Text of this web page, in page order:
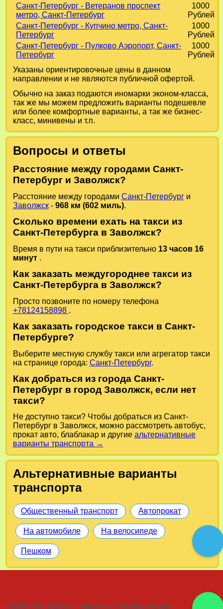
Санкт-Петербург - Ветеранов проспект
метро, Санкт-Петербург
1000
Рублей
Санкт-Петербург - Купчино метро, Санкт-
Петербург
1000
Рублей
Санкт-Петербург - Пулково Аэропорт, Санкт-
Петербург
1000
Рублей
Указаны ориентировочные цены в данном
направлении и не являются публичной офертой.
Обычно на заказ подаются иномарки эконом-класса,
так же мы можем предложить варианты подешевле
или более комфортные варианты, а так же бизнес-
класс, минивены и т.п.
Вопросы и ответы
Расстояние между городами Санкт-
Петербург и Заволжск?
Расстояние между городами Санкт-Петербурги
Заволжск- 968 км (602 миль).
Сколько времени ехать на такси из
Санкт-Петербурга в Заволжск?
Время в пути на такси приблизительно 13 часов 16
минут .
Как заказать междугороднее такси из
Санкт-Петербурга в Заволжск?
Просто позвоните по номеру телефона
+78124158898 .
Как заказать городское такси в Санкт-
Петербурге?
Выберите местную службу такси или агрегатор такси
на странице города: Санкт-Петербург.
Как добраться из города Санкт-
Петербург в город Заволжск, если нет
такси?
Не доступно такси? Чтобы добраться из Санкт-
Петербург в Заволжск, можно рассмотреть автобус,
прокат авто, блаблакар и другие альтернативные
варианты транспорта →
Альтернативные варианты
транспорта
Общественный транспорт Автопрокат
На автомобиле На велосипеде
Пешком
mezhgorod-taksi.ru - надежный помощник для